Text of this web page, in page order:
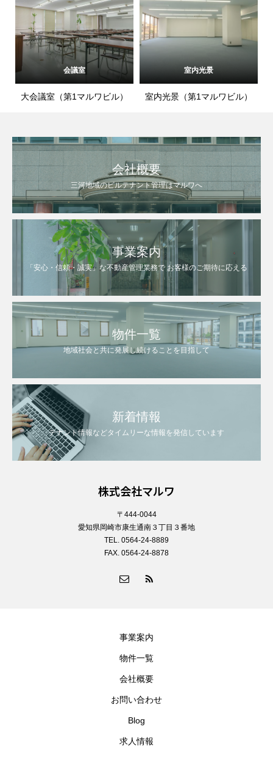
会議室
大会議室（第1マルワビル）
室内光景
室内光景（第1マルワビル）
会社概要
三河地域のビルテナント管理はマルワへ
事業案内
「安心・信頼・誠実」な不動産管理業務で お客様のご期待に応える
物件一覧
地域社会と共に発展し続けることを目指して
新着情報
テナント情報などタイムリーな情報を発信しています
株式会社マルワ
〒444-0044
愛知県岡崎市康生通南３丁目３番地
TEL. 0564-24-8889
FAX. 0564-24-8878
事業案内
物件一覧
会社概要
お問い合わせ
Blog
求人情報